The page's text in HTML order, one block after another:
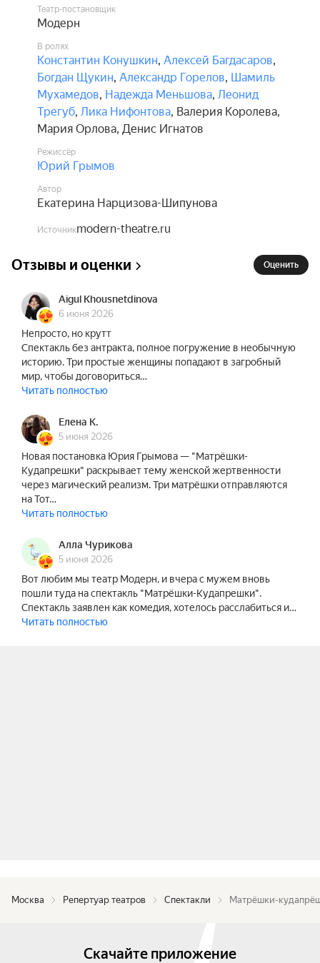
трогательная, личная и живая история.
В составе исполнителей возможны изменения
без дополнительного уведомления.
Театр-постановщик
Модерн
В ролях
Константин Конушкин, Алексей Багдасаров,
Богдан Щукин, Александр Горелов, Шамиль
Мухамедов, Надежда Меньшова, Леонид
Трегуб, Лика Нифонтова, Валерия Королева,
Мария Орлова, Денис Игнатов
Режиссёр
Юрий Грымов
Автор
Екатерина Нарцизова-Шипунова
Источникmodern-theatre.ru
Отзывы и оценки Оценить
Aigul Khousnetdinova
6 июня 2026
Непросто, но крутт
Спектакль без антракта, полное погружение в необычную
историю. Три простые женщины попадают в загробный
мир, чтобы договориться…
Читать полностью
Елена К.
5 июня 2026
Новая постановка Юрия Грымова — "Матрёшки-
Кудапрешки" раскрывает тему женской жертвенности
через магический реализм. Три матрёшки отправляются
на Тот…
Читать полностью
Алла Чурикова
5 июня 2026
Вот любим мы театр Модерн, и вчера с мужем вновь
пошли туда на спектакль "Матрёшки-Кудапрешки".
Спектакль заявлен как комедия, хотелось расслабиться и…
Читать полностью
Москва Репертуар театров Спектакли Матрёшки-
Скачайте приложение